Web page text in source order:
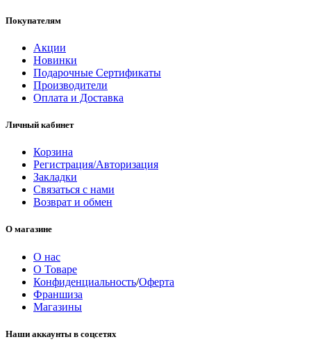
Покупателям
Акции
Новинки
Подарочные Сертификаты
Производители
Оплата и Доставка
Личный кабинет
Корзина
Регистрация/Авторизация
Закладки
Связаться с нами
Возврат и обмен
О магазине
О нас
О Товаре
Конфиденциальность/Оферта
Франшиза
Магазины
Наши аккаунты в соцсетях